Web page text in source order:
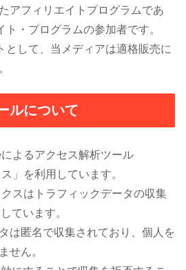
アフィリエイトプログラムであ
・プログラムの参加者です。
として、当メディアは適格販売に
ルについて
よるアクセス解析ツール
」を利用しています。
スはトラフィックデータの収集
ています。
は匿名で収集されており、個人を
せん。